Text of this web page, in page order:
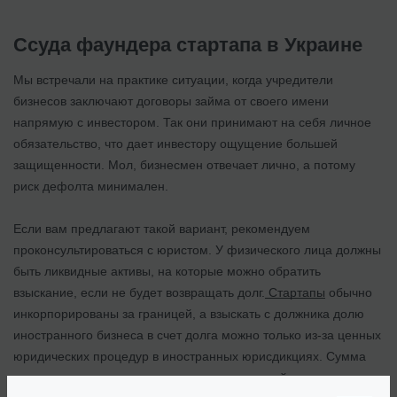
Ссуда фаундера стартапа в Украине
Мы встречали на практике ситуации, когда учредители
бизнесов заключают договоры займа от своего имени
напрямую с инвестором. Так они принимают на себя личное
обязательство, что дает инвестору ощущение большей
защищенности. Мол, бизнесмен отвечает лично, а потому
риск дефолта минимален.
Если вам предлагают такой вариант, рекомендуем
проконсультироваться с юристом. У физического лица должны
быть ликвидные активы, на которые можно обратить
взыскание, если не будет возвращать долг. Стартапы обычно
инкорпорированы за границей, а взыскать с должника долю
иностранного бизнеса в счет долга можно только из-за ценных
юридических процедур в иностранных юрисдикциях. Сумма
ссуды может не покрыть расходы на такие действия.